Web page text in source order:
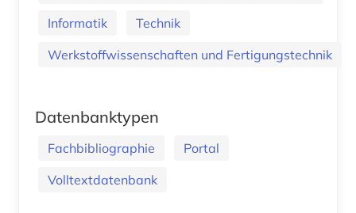
Informatik
Technik
Werkstoffwissenschaften und Fertigungstechnik
Datenbanktypen
Fachbibliographie
Portal
Volltextdatenbank